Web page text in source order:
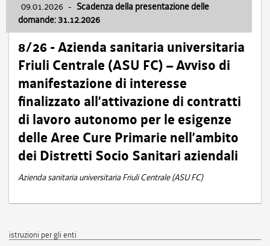
09.01.2026 - Scadenza della presentazione delle
domande: 31.12.2026
8/26 - Azienda sanitaria universitaria
Friuli Centrale (ASU FC) – Avviso di
manifestazione di interesse
finalizzato all’attivazione di contratti
di lavoro autonomo per le esigenze
delle Aree Cure Primarie nell’ambito
dei Distretti Socio Sanitari aziendali
Azienda sanitaria universitaria Friuli Centrale (ASU FC)
istruzioni per gli enti